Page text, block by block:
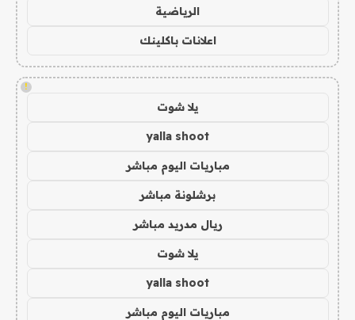
الرياضية
اعلانات باكلينك
!
يلا شوت
yalla shoot
مباريات اليوم مباشر
برشلونة مباشر
ريال مدريد مباشر
يلا شوت
yalla shoot
مباريات اليوم مباشر